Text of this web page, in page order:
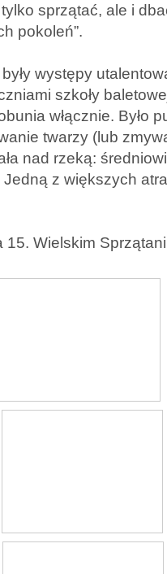
sprzątać, ale i
pokoleń”.
występy
szkoły
włącznie. Było
twarzy (lub
nad rzeką:
z większych
Wielskim